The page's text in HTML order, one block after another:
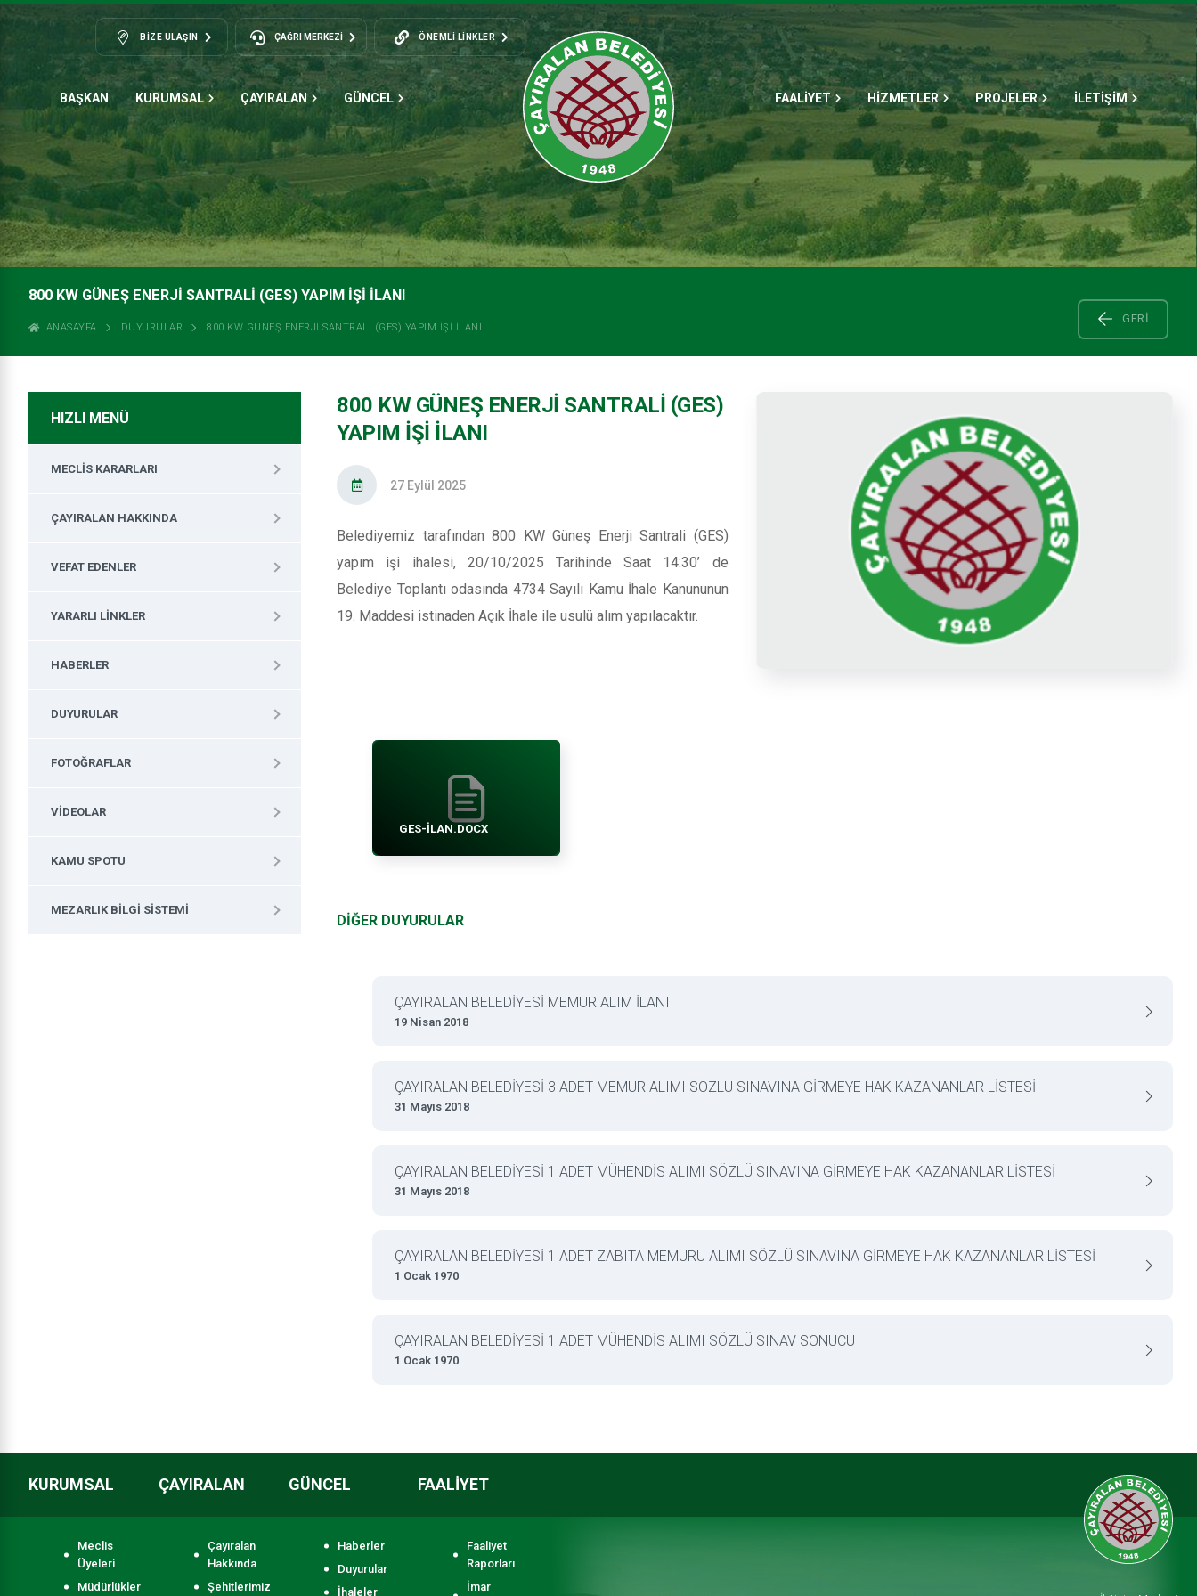
BIZE ULAŞIN ÇAĞRI MERKEZİ ÖNEMLI LINKLER
BAŞKAN KURUMSAL ÇAYIRALAN GÜNCEL FAALİYET HİZMETLER PROJELER İLETİŞİM
800 KW GÜNEŞ ENERJİ SANTRALİ (GES) YAPIM İŞİ İLANI
ANASAYFA DUYURULAR 800 KW GÜNEŞ ENERJİ SANTRALİ (GES) YAPIM İŞİ İLANI
GERI
800 KW GÜNEŞ ENERJİ SANTRALİ (GES)
YAPIM İŞİ İLANI
27 Eylül 2025
Belediyemiz tarafından 800 KW Güneş Enerji Santrali (GES)
yapım işi ihalesi, 20/10/2025 Tarihinde Saat 14:30’ de
Belediye Toplantı odasında 4734 Sayılı Kamu İhale Kanununun
19. Maddesi istinaden Açık İhale ile usulü alım yapılacaktır.
GES-ILAN.DOCX
DİĞER DUYURULAR
ÇAYIRALAN BELEDİYESİ MEMUR ALIM İLANI
19 Nisan 2018
ÇAYIRALAN BELEDİYESİ 3 ADET MEMUR ALIMI SÖZLÜ SINAVINA GİRMEYE HAK KAZANANLAR LİSTESİ
31 Mayıs 2018
ÇAYIRALAN BELEDİYESİ 1 ADET MÜHENDİS ALIMI SÖZLÜ SINAVINA GİRMEYE HAK KAZANANLAR LİSTESİ
31 Mayıs 2018
ÇAYIRALAN BELEDİYESİ 1 ADET ZABITA MEMURU ALIMI SÖZLÜ SINAVINA GİRMEYE HAK KAZANANLAR LİSTESİ
1 Ocak 1970
ÇAYIRALAN BELEDİYESİ 1 ADET MÜHENDİS ALIMI SÖZLÜ SINAV SONUCU
1 Ocak 1970
HIZLI MENÜ
MECLIS KARARLARI
ÇAYIRALAN HAKKINDA
VEFAT EDENLER
YARARLI LINKLER
HABERLER
DUYURULAR
FOTOĞRAFLAR
VIDEOLAR
KAMU SPOTU
MEZARLIK BILGI SISTEMI
KURUMSAL
Meclis
Üyeleri
Müdürlükler
ÇAYIRALAN
Çayıralan
Hakkında
Şehitlerimiz
GÜNCEL
Haberler
Duyurular
İhaleler
FAALİYET
Faaliyet
Raporları
İmar